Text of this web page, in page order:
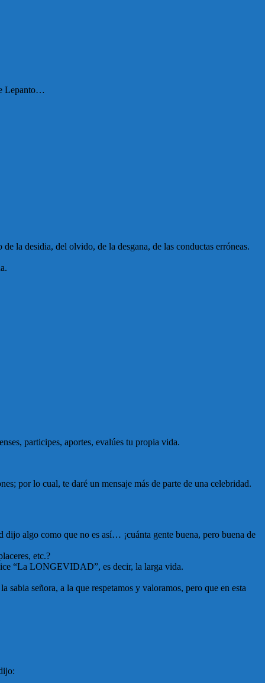
Lepanto…
la desidia, del olvido, de la desgana, de las conductas erróneas.
participes, aportes, evalúes tu propia vida.
por lo cual, te daré un mensaje más de parte de una celebridad.
algo como que no es así… ¡cuánta gente buena, pero buena de
etc.?
“La LONGEVIDAD”, es decir, la larga vida.
señora, a la que respetamos y valoramos, pero que en esta